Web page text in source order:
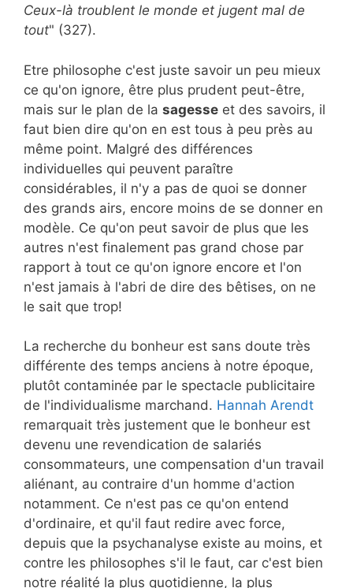
Ceux-là troublent le monde et jugent mal de
tout" (327).
Etre philosophe c'est juste savoir un peu mieux
ce qu'on ignore, être plus prudent peut-être,
mais sur le plan de la sagesse et des savoirs, il
faut bien dire qu'on en est tous à peu près au
même point. Malgré des différences
individuelles qui peuvent paraître
considérables, il n'y a pas de quoi se donner
des grands airs, encore moins de se donner en
modèle. Ce qu'on peut savoir de plus que les
autres n'est finalement pas grand chose par
rapport à tout ce qu'on ignore encore et l'on
n'est jamais à l'abri de dire des bêtises, on ne
le sait que trop!
La recherche du bonheur est sans doute très
différente des temps anciens à notre époque,
plutôt contaminée par le spectacle publicitaire
de l'individualisme marchand. Hannah Arendt
remarquait très justement que le bonheur est
devenu une revendication de salariés
consommateurs, une compensation d'un travail
aliénant, au contraire d'un homme d'action
notamment. Ce n'est pas ce qu'on entend
d'ordinaire, et qu'il faut redire avec force,
depuis que la psychanalyse existe au moins, et
contre les philosophes s'il le faut, car c'est bien
notre réalité la plus quotidienne, la plus